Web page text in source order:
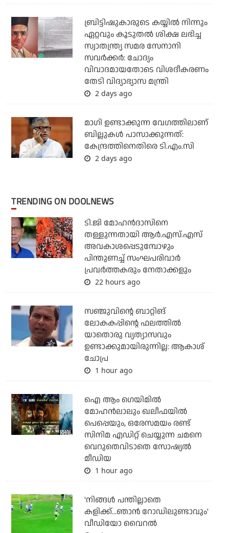
ബ്രിട്ടിഷുകാരുടെ കയ്യില്‍ നിന്നും
ഏറ്റവും കൂടുതല്‍ ശിക്ഷ ലഭിച്ച
സ്വാതന്ത്ര്യ സമര സേനാനി
സവര്‍ക്കര്‍: ചോദ്യം
വിവാദമായതോടെ വിശദീകരണം
തേടി വിദ്യാഭ്യാസ മന്ത്രി
2 days ago
മാഗി ഉണ്ടാക്കുന്ന വേഗത്തിലാണ്
ബില്ലുകള്‍ പാസാക്കുന്നത്:
കേന്ദ്രത്തിനെതിരെ ടി.എം.സി
2 days ago
TRENDING ON DOOLNEWS
ടി.ജി മോഹന്‍ദാസിനെ
തള്ളുന്നതായി ആര്‍.എസ്.എസ്
അവകാശപ്പെടുമ്പോഴും
പിന്തുണച്ച് സംഘപരിവാര്‍
പ്രവര്‍ത്തകരും നേതാക്കളും
22 hours ago
സഞ്ജുവിന്റെ ബാറ്റിങ്
ലോകകപ്പിന്റെ ഫലത്തില്‍
യാതൊരു വ്യത്യാസവും
ഉണ്ടാക്കുമായിരുന്നില്ല: ആകാശ്
ചോപ്ര
1 hour ago
ഐ ആം ഗെയിമില്‍
മോഹന്‍ലാലും ഖലീഫയില്‍
പെപ്പെയും, ഒരേസമയം രണ്ട്
സിനിമ എഡിറ്റ് ചെയ്യുന്ന ചമനെ
വെറുതെവിടാതെ സോഷ്യല്‍
മീഡിയ
1 hour ago
'നിങ്ങള്‍ പന്തില്ലാതെ
കളിക്ക്...ഞാന്‍ റോഡിലുണ്ടാവും'
വീഡിയോ വൈറല്‍